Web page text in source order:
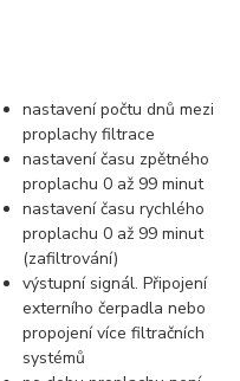
nastavení počtu dnů mezi
proplachy filtrace
nastavení času zpětného
proplachu 0 až 99 minut
nastavení času rychlého
proplachu 0 až 99 minut
(zafiltrování)
výstupní signál. Připojení
externího čerpadla nebo
propojení více filtračních
systémů